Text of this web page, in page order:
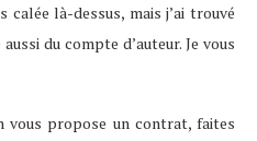
calée là-dessus, mais j’ai trouvé
du compte d’auteur. Je vous
vous propose un contrat, faites